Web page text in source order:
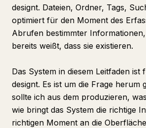
designt. Dateien, Ordner, Tags,
optimiert für den Moment des
Abrufen bestimmter
bereits weißt, dass sie existieren.
Das System in diesem Leitfaden ist
designt. Es ist um die Frage herum
sollte ich aus dem produzieren,
wie bringt das System die richtige
richtigen Moment an die